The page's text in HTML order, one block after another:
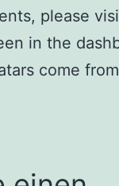
please
in the
come from